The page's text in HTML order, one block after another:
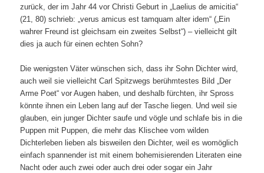
zurück, der im Jahr 44 vor Christi Geburt in „Laelius de amicitia“
(21, 80) schrieb: „verus amicus est tamquam alter idem“ („Ein
wahrer Freund ist gleichsam ein zweites Selbst“) – vielleicht gilt
dies ja auch für einen echten Sohn?
Die wenigsten Väter wünschen sich, dass ihr Sohn Dichter wird,
auch weil sie vielleicht Carl Spitzwegs berühmtestes Bild „Der
Arme Poet“ vor Augen haben, und deshalb fürchten, ihr Spross
könnte ihnen ein Leben lang auf der Tasche liegen. Und weil sie
glauben, ein junger Dichter saufe und vögle und schlafe bis in die
Puppen mit Puppen, die mehr das Klischee vom wilden
Dichterleben lieben als bisweilen den Dichter, weil es womöglich
einfach spannender ist mit einem bohemisierenden Literaten eine
Nacht oder auch zwei oder auch drei oder sogar ein Jahr